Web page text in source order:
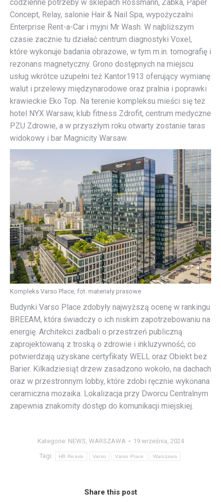
codzienne potrzeby w sklepach Rossmann, Żabka, Paper
Concept, Relay, salonie Hair & Nail Spa, wypożyczalni
Enterprise Rent-a-Car i myjni Mr Wash. W najbliższym
czasie zacznie tu działać centrum diagnostyki Voxel,
które wykonuje badania obrazowe, w tym m.in. tomografię i
rezonans magnetyczny. Grono dostępnych na miejscu
usług wkrótce uzupełni też Kantor1913 oferujący wymianę
walut i przelewy międzynarodowe oraz pralnia i poprawki
krawieckie Eko Top. Na terenie kompleksu mieści się też
hotel NYX Warsaw, klub fitness Zdrofit, centrum medyczne
PZU Zdrowie, a w przyszłym roku otwarty zostanie taras
widokowy i bar Magnicity Warsaw.
Kompleks Varso Place, fot. materiały prasowe
Budynki Varso Place zdobyły najwyższą ocenę w rankingu
BREEAM, która świadczy o ich niskim zapotrzebowaniu na
energię. Architekci zadbali o przestrzeń publiczną
zaprojektowaną z troską o zdrowie i inkluzywność, co
potwierdzają uzyskane certyfikaty WELL oraz Obiekt bez
Barier. Kilkadziesiąt drzew zasadzono wokoło, na dachach
oraz w przestronnym lobby, które zdobi ręcznie wykonana
ceramiczna mozaika. Lokalizacja przy Dworcu Centralnym
zapewnia znakomity dostęp do komunikacji miejskiej.
Kategorie: NEWS WARSZAWA 19 września, 2024
Tagi: HB Reavis Varso Varso Place Warszawa
Share this post